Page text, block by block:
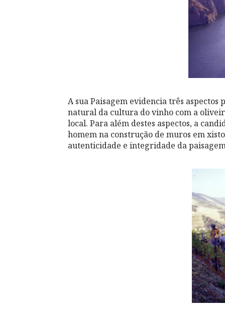
A sua Paisagem evidencia três
natural da cultura do vinho com a
local. Para além destes aspectos, a
homem na construção de muros em
autenticidade e integridade da